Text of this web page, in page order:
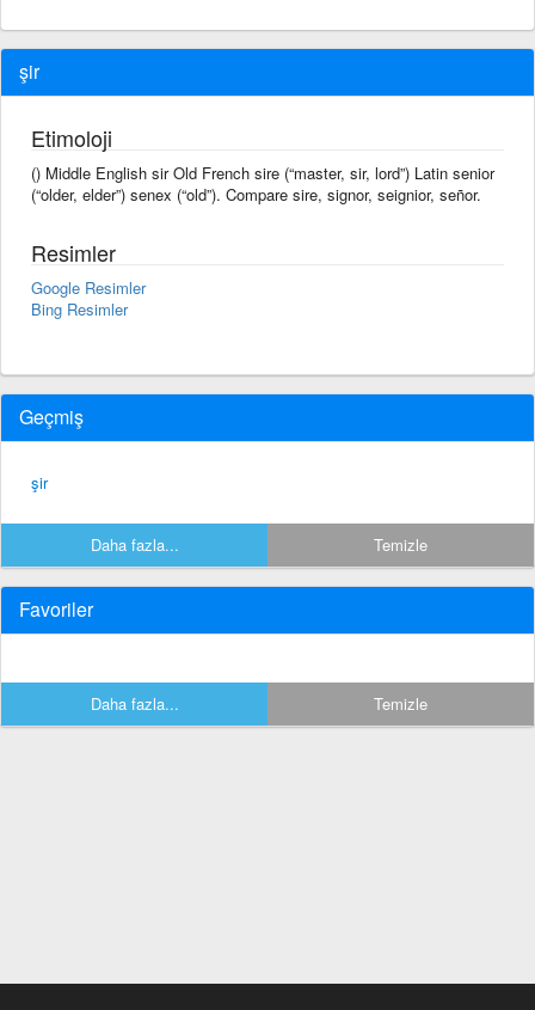
şir
Etimoloji
() Middle English sir Old French sire (“master, sir, lord”) Latin senior
(“older, elder”) senex (“old”). Compare sire, signor, seignior, señor.
Resimler
Google Resimler
Bing Resimler
Geçmiş
şir
Daha fazla... Temizle
Favoriler
Daha fazla... Temizle